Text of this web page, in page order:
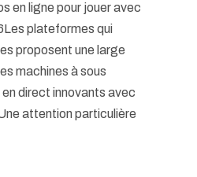
en ligne pour jouer avec
plateformes qui
proposent une large
machines à sous
direct innovants avec
attention particulière